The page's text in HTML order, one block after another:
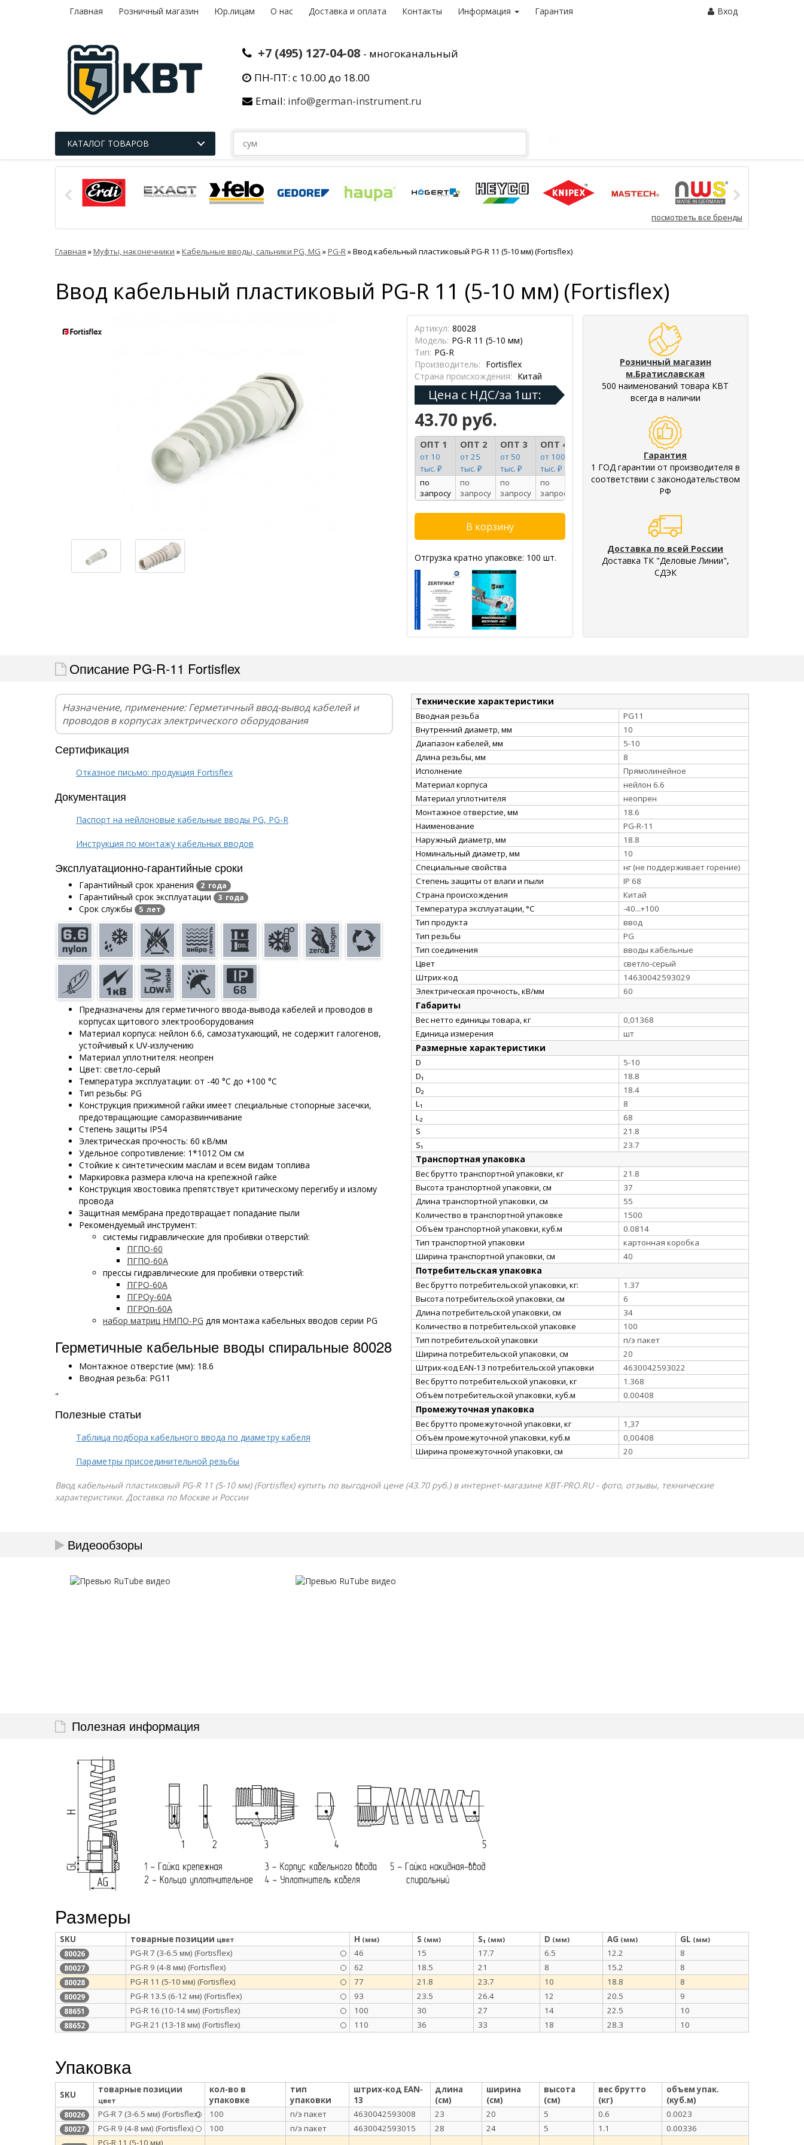
Главная Розничный магазин Юр.лицам О нас Доставка и оплата Контакты Информация Гарантия Вход
+7 (495) 127-04-08 - многоканальный
ПН-ПТ: с 10.00 до 18.00
Email: info@german-instrument.ru
КАТАЛОГ ТОВАРОВ
посмотреть все бренды
Главная »Муфты, наконечники »Кабельные вводы, сальники PG, MG »PG-R »Ввод кабельный пластиковый PG-R 11 (5-10 мм) (Fortisflex)
Ввод кабельный пластиковый PG-R 11 (5-10 мм) (Fortisflex)
Артикул: 80028
Модель: PG-R 11 (5-10 мм)
Тип: PG-R
Производитель: Fortisflex
Страна происхождения: Китай
Цена с НДС/за 1шт:
43.70 руб.
ОПТ 1
от 10
тыс. ₽
ОПТ 2
от 25
тыс. ₽
ОПТ 3
от 50
тыс. ₽
ОПТ 4
от 100
тыс. ₽
по
запросу
по
запросу
по
запросу
по
запросу
Отгрузка кратно упаковке: 100 шт.
Розничный магазин
м.Братиславская
500 наименований товара КВТ
всегда в наличии
Гарантия
1 ГОД гарантии от производителя в
соответствии с законодательством
РФ
Доставка по всей России
Доставка ТК "Деловые Линии",
СДЭК
Описание PG-R-11 Fortisflex
Назначение, применение: Герметичный ввод-вывод кабелей и
проводов в корпусах электрического оборудования
Сертификация
Отказное письмо: продукция Fortisflex
Документация
Паспорт на нейлоновые кабельные вводы PG, PG-R
Инструкция по монтажу кабельных вводов
Эксплуатационно-гарантийные сроки
Гарантийный срок хранения 2 года
Гарантийный срок эксплуатации 3 года
Срок службы 5 лет
Предназначены для герметичного ввода-вывода кабелей и проводов в
корпусах щитового электрооборудования
Материал корпуса: нейлон 6.6, самозатухающий, не содержит галогенов,
устойчивый к UV-излучению
Материал уплотнителя: неопрен
Цвет: светло-серый
Температура эксплуатации: от -40 °С до +100 °С
Тип резьбы: PG
Конструкция прижимной гайки имеет специальные стопорные засечки,
предотвращающие саморазвинчивание
Степень защиты IP54
Электрическая прочность: 60 кВ/мм
Удельное сопротивление: 1*1012 Ом см
Стойкие к синтетическим маслам и всем видам топлива
Маркировка размера ключа на крепежной гайке
Конструкция хвостовика препятствует критическому перегибу и излому
провода
Защитная мембрана предотвращает попадание пыли
Рекомендуемый инструмент:
системы гидравлические для пробивки отверстий:
ПГПО-60
ПГПО-60А
прессы гидравлические для пробивки отверстий:
ПГРО-60А
ПГРОу-60А
ПГРОп-60А
набор матриц НМПО-PG для монтажа кабельных вводов серии PG
Герметичные кабельные вводы спиральные 80028
Монтажное отверстие (мм): 18.6
Вводная резьба: PG11
"
Полезные статьи
Таблица подбора кабельного ввода по диаметру кабеля
Параметры присоединительной резьбы
Технические характеристики
Вводная резьба
PG11
Внутренний диаметр, мм
10
Диапазон кабелей, мм
5-10
Длина резьбы, мм
8
Исполнение
Прямолинейное
Материал корпуса
нейлон 6.6
Материал уплотнителя
неопрен
Монтажное отверстие, мм
18.6
Наименование
PG-R-11
Наружный диаметр, мм
18.8
Номинальный диаметр, мм
10
Специальные свойства
нг (не поддерживает горение)
Степень защиты от влаги и пыли
IP 68
Страна происхождения
Китай
Температура эксплуатации, °С
-40...+100
Тип продукта
ввод
Тип резьбы
PG
Тип соединения
вводы кабельные
Цвет
светло-серый
Штрих-код
14630042593029
Электрическая прочность, кВ/мм
60
Габариты
Вес нетто единицы товара, кг
0,01368
Единица измерения
шт
Размерные характеристики
D
5-10
D₁
18.8
D₂
18.4
L₁
8
L₂
68
S
21.8
S₁
23.7
Транспортная упаковка
Вес брутто транспортной упаковки, кг
21.8
Высота транспортной упаковки, см
37
Длина транспортной упаковки, см
55
Количество в транспортной упаковке
1500
Объём транспортной упаковки, куб.м
0.0814
Тип транспортной упаковки
картонная коробка
Ширина транспортной упаковки, см
40
Потребительская упаковка
Вес брутто потребительской упаковки, кг:
1.37
Высота потребительской упаковки, см
6
Длина потребительской упаковки, см
34
Количество в потребительской упаковке
100
Тип потребительской упаковки
п/э пакет
Ширина потребительской упаковки, см
20
Штрих-код EAN-13 потребительской упаковки
4630042593022
Вес брутто потребительской упаковки, кг
1.368
Объём потребительской упаковки, куб.м
0.00408
Промежуточная упаковка
Вес брутто промежуточной упаковки, кг
1,37
Объём промежуточной упаковки, куб.м
0,00408
Ширина промежуточной упаковки, см
20
Ввод кабельный пластиковый PG-R 11 (5-10 мм) (Fortisflex) купить по выгодной цене (43.70 руб.) в интернет-магазине КВТ-PRO.RU - фото, отзывы, технические
характеристики. Доставка по Москве и России
Видеообзоры
Полезная информация
Размеры
SKU товарные позиции цвет H (мм) S (мм) S₁ (мм) D (мм) AG (мм) GL (мм)
80026 PG-R 7 (3-6.5 мм) (Fortisflex) 46 15 17.7 6.5 12.2 8
80027 PG-R 9 (4-8 мм) (Fortisflex) 62 18.5 21 8 15.2 8
80028 PG-R 11 (5-10 мм) (Fortisflex) 77 21.8 23.7 10 18.8 8
80029 PG-R 13.5 (6-12 мм) (Fortisflex) 93 23.5 26.4 12 20.5 9
88651 PG-R 16 (10-14 мм) (Fortisflex) 100 30 27 14 22.5 10
88652 PG-R 21 (13-18 мм) (Fortisflex) 110 36 33 18 28.3 10
Упаковка
SKU товарные позиции
цвет
кол-во в
упаковке
тип
упаковки
штрих-код EAN-
13
длина
(см)
ширина
(см)
высота
(см)
вес брутто
(кг)
объем упак.
(куб.м)
80026 PG-R 7 (3-6.5 мм) (Fortisflex) 100 п/э пакет 4630042593008 23 20 5 0.6 0.0023
80027 PG-R 9 (4-8 мм) (Fortisflex) 100 п/э пакет 4630042593015 28 24 5 1.1 0.00336
PG-R 11 (5-10 мм)